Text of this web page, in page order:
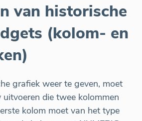
van historische
(kolom- en
grafiek weer te geven, moet
uitvoeren die twee kolommen
kolom moet van het type